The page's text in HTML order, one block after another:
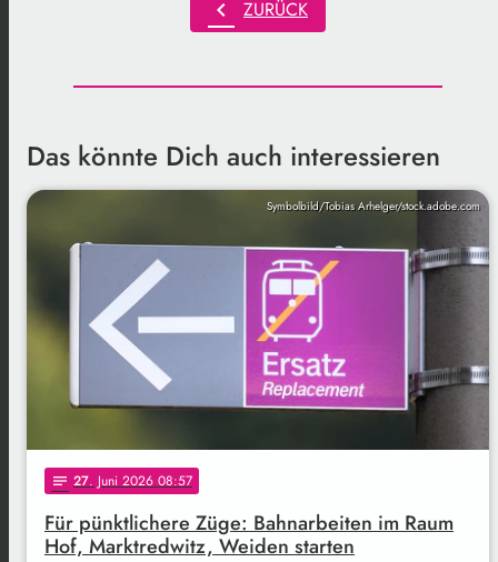
chevron_left ZURÜCK
Das könnte Dich auch interessieren
Symbolbild/Tobias Arhelger/stock.adobe.com
notes 27. Juni 2026 08:57
Für pünktlichere Züge: Bahnarbeiten im Raum
Hof, Marktredwitz, Weiden starten